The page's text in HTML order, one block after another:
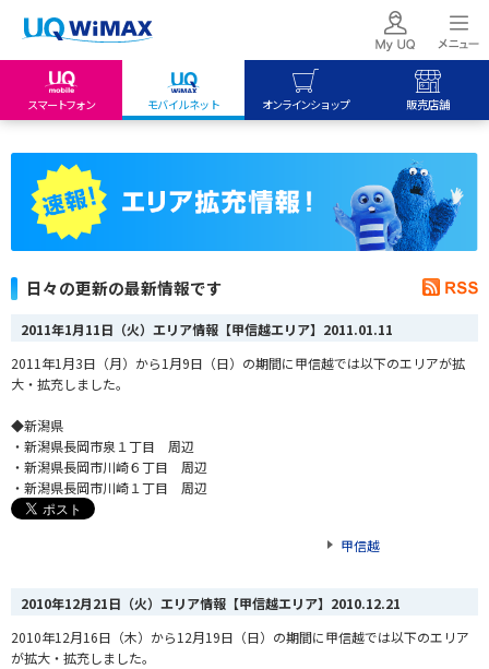
スマートフォン モバイルネット オンラインショップ 販売店舗
My UQ mobile
UQ mobile
UQ WiMAX
UQ WiMAX
日々の更新の最新情報です
2011年1月11日（火）エリア情報【甲信越エリア】 2011.01.11
2011年1月3日（月）から1月9日（日）の期間に甲信越では以下のエリアが拡
大・拡充しました。
◆新潟県
・新潟県長岡市泉１丁目 周辺
・新潟県長岡市川崎６丁目 周辺
・新潟県長岡市川崎１丁目 周辺
甲信越
2010年12月21日（火）エリア情報【甲信越エリア】 2010.12.21
2010年12月16日（木）から12月19日（日）の期間に甲信越では以下のエリア
が拡大・拡充しました。